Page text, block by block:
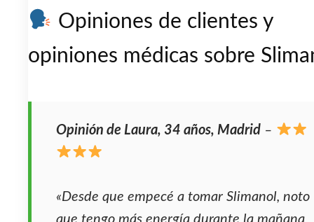
Opiniones de clientes y
opiniones médicas sobre
Opinión de Laura, 34 años, Madrid –
«Desde que empecé a tomar Slimanol, noto
que tengo más energía durante la mañana